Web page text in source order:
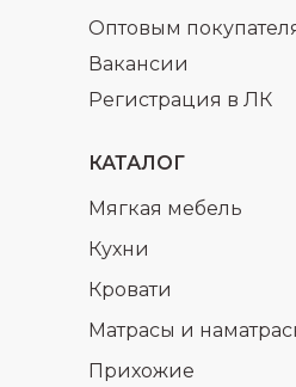
Регистрация в ЛК
Оптовым
Вакансии
КАТАЛОГ
Кухни
Мягкая мебель
Кровати
Матрасы и
Прихожие